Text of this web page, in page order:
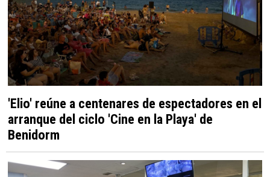
'Elio' reúne a centenares de espectadores en el
arranque del ciclo 'Cine en la Playa' de
Benidorm